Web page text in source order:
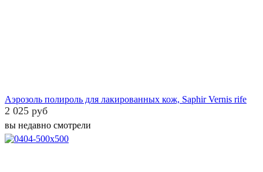
Аэрозоль полироль для лакированных кож, Saphir Vernis rife
2 025 руб
вы недавно смотрели